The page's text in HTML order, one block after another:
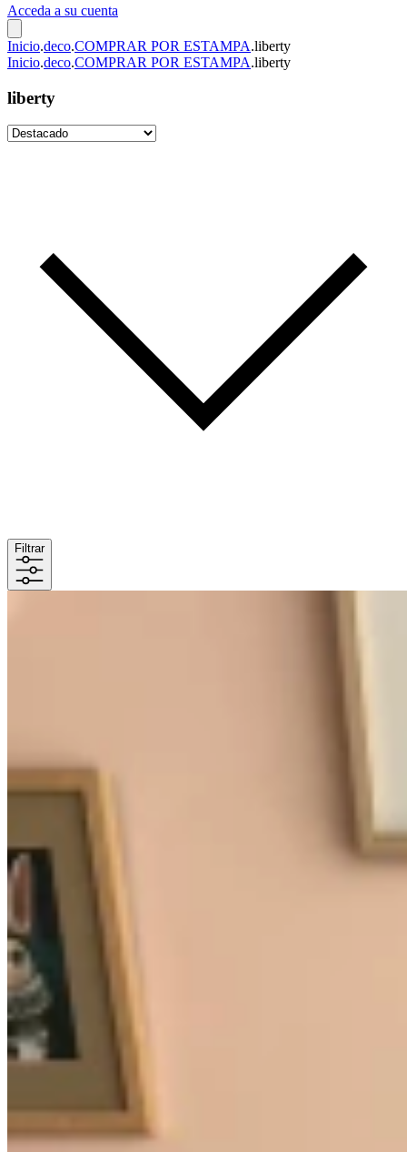
Acceda a su cuenta
Inicio.deco.COMPRAR POR ESTAMPA.liberty
Inicio.deco.COMPRAR POR ESTAMPA.liberty
liberty
Filtrar